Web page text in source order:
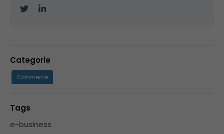
Categorie
Commerce
Tags
e-business